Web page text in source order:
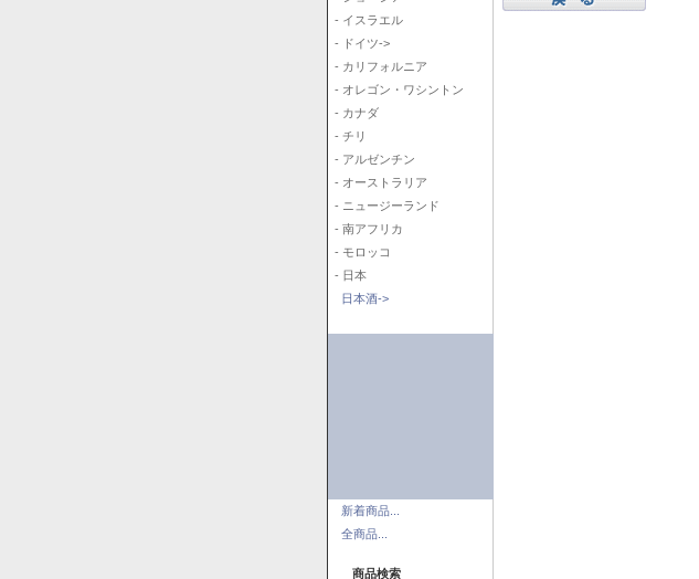
- イスラエル
- ドイツ->
- カリフォルニア
- オレゴン・ワシントン
- カナダ
- チリ
- アルゼンチン
- オーストラリア
- ニュージーランド
- 南アフリカ
- モロッコ
- 日本
日本酒->
新着商品...
全商品...
商品検索